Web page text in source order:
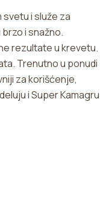
i služe za
i snažno.
rezultate u krevetu.
Trenutno u ponudi
za korišćenje,
i Super Kamagru